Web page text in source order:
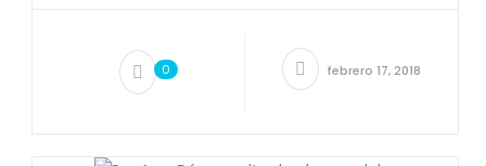
0 febrero 17, 2018